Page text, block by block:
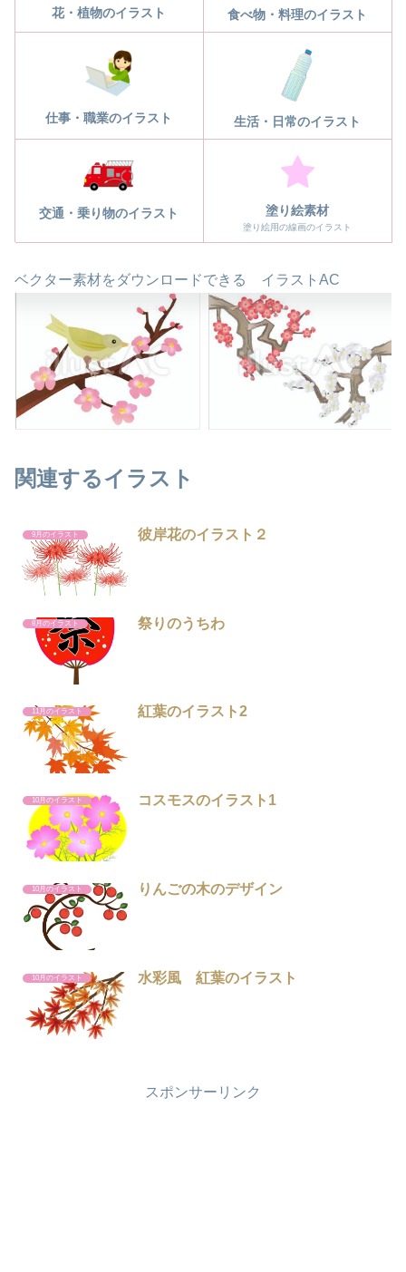
花・植物のイラスト 食べ物・料理のイラスト
仕事・職業のイラスト 生活・日常のイラスト
交通・乗り物のイラスト 塗り絵素材
塗り絵用の線画のイラスト
ベクター素材をダウンロードできる イラストAC
関連するイラスト
9月のイラスト 彼岸花のイラスト２
8月のイラスト 祭りのうちわ
11月のイラスト 紅葉のイラスト2
10月のイラスト コスモスのイラスト1
10月のイラスト りんごの木のデザイン
10月のイラスト 水彩風 紅葉のイラスト
スポンサーリンク